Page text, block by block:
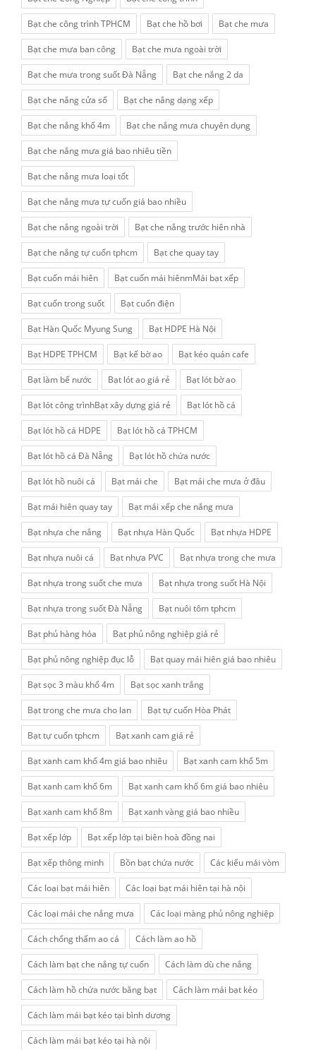
Bạt che công trình TPHCM Bạt che hồ bơi Bạt che mưa
Bạt che mưa ban công Bạt che mưa ngoài trời
Bạt che mưa trong suốt Đà Nẵng Bạt che nắng 2 da
Bạt che nắng cửa sổ Bạt che nắng dạng xếp
Bạt che nắng khổ 4m Bạt che nắng mưa chuyên dụng
Bạt che nắng mưa giá bao nhiêu tiền
Bạt che nắng mưa loại tốt
Bạt che nắng mưa tự cuốn giá bao nhiều
Bạt che nắng ngoài trời Bạt che nắng trước hiên nhà
Bạt che nắng tự cuốn tphcm Bạt che quay tay
Bạt cuốn mái hiên Bạt cuốn mái hiênmMái bạt xếp
Bạt cuốn trong suốt Bạt cuốn điện
Bạt Hàn Quốc Myung Sung Bạt HDPE Hà Nội
Bạt HDPE TPHCM Bạt kế bờ ao Bạt kéo quán cafe
Bạt làm bể nước Bạt lót ao giá rẻ Bạt lót bờ ao
Bạt lót công trìnhBạt xây dựng giá rẻ Bạt lót hồ cá
Bạt lót hồ cá HDPE Bạt lót hồ cá TPHCM
Bạt lót hồ cá Đà Nẵng Bạt lót hồ chứa nước
Bạt lót hồ nuôi cá Bạt mái che Bạt mái che mưa ở đâu
Bạt mái hiên quay tay Bạt mái xếp che nắng mưa
Bạt nhựa che nắng Bạt nhựa Hàn Quốc Bạt nhựa HDPE
Bạt nhựa nuôi cá Bạt nhựa PVC Bạt nhựa trong che mưa
Bạt nhựa trong suốt che mưa Bạt nhựa trong suốt Hà Nội
Bạt nhựa trong suốt Đà Nẵng Bạt nuôi tôm tphcm
Bạt phủ hàng hóa Bạt phủ nông nghiệp giá rẻ
Bạt phủ nông nghiệp đục lỗ Bạt quay mái hiên giá bao nhiêu
Bạt sọc 3 màu khổ 4m Bạt sọc xanh trắng
Bạt trong che mưa cho lan Bạt tự cuốn Hòa Phát
Bạt tự cuốn tphcm Bạt xanh cam giá rẻ
Bạt xanh cam khổ 4m giá bao nhiêu Bạt xanh cam khổ 5m
Bạt xanh cam khổ 6m Bạt xanh cam khổ 6m giá bao nhiêu
Bạt xanh cam khổ 8m Bạt xanh vàng giá bao nhiều
Bạt xếp lớp Bạt xếp lớp tại biên hoà đồng nai
Bạt xếp thông minh Bồn bạt chứa nước Các kiểu mái vòm
Các loại bạt mái hiên Các loại bạt mái hiên tại hà nội
Các loại mái che nắng mưa Các loại màng phủ nông nghiệp
Cách chống thấm ao cá Cách làm ao hồ
Cách làm bạt che nắng tự cuốn Cách làm dù che nắng
Cách làm hồ chứa nước bằng bạt Cách làm mái bạt kéo
Cách làm mái bạt kéo tại bình dương
Cách làm mái bạt kéo tại hà nội